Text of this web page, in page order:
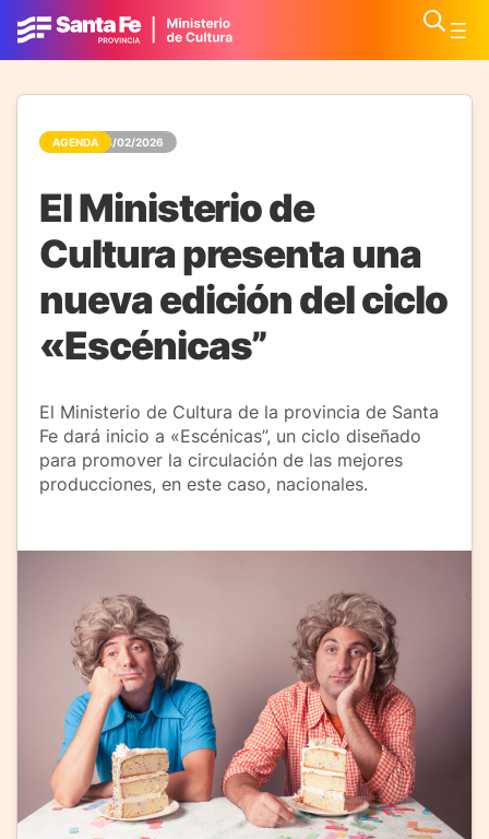
AGENDA 24/02/2026
El Ministerio de
Cultura presenta una
nueva edición del ciclo
«Escénicas”
El Ministerio de Cultura de la provincia de Santa
Fe dará inicio a «Escénicas”, un ciclo diseñado
para promover la circulación de las mejores
producciones, en este caso, nacionales.